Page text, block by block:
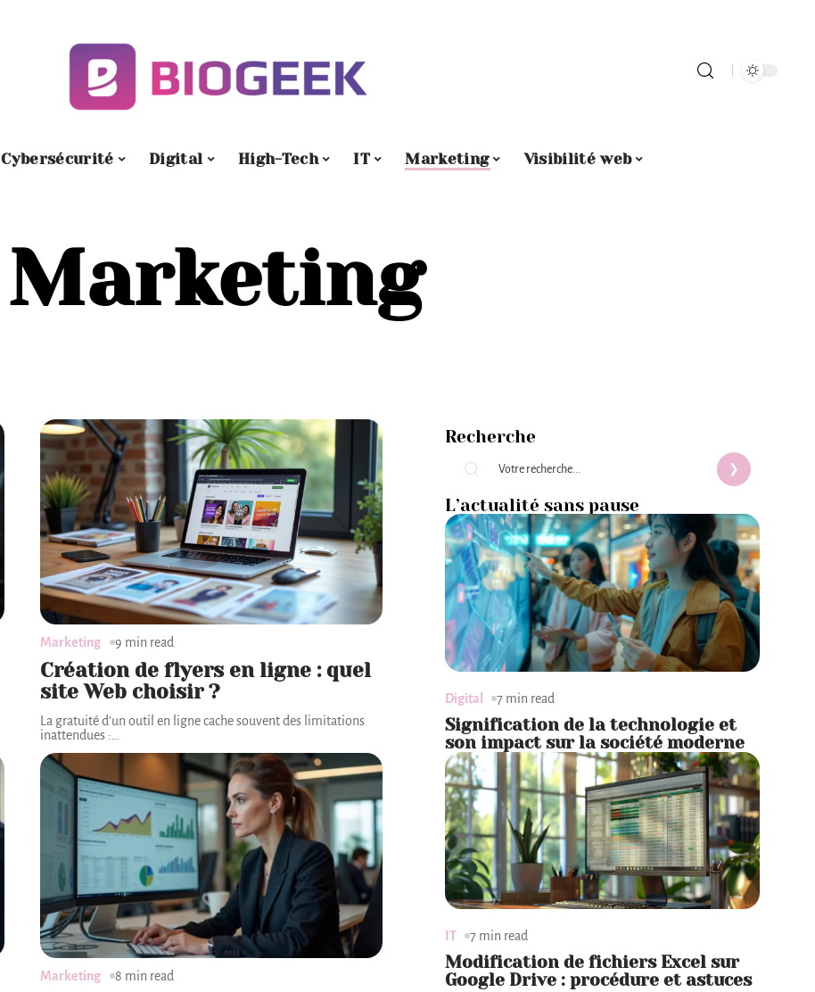
Cybersécurité Digital High-Tech IT Marketing Visibilité web
Marketing
Création de flyers en ligne : quel
site Web choisir ?
La gratuité d’un outil en ligne cache souvent des limitations
inattendues :
Marketing 9 min read
Marketing 8 min read
Recherche
L’actualité sans pause
Digital 7 min read
Signification de la technologie et
son impact sur la société moderne
IT 7 min read
Modification de fichiers Excel sur
Google Drive : procédure et astuces